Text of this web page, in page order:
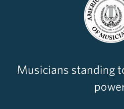
Musicians standing